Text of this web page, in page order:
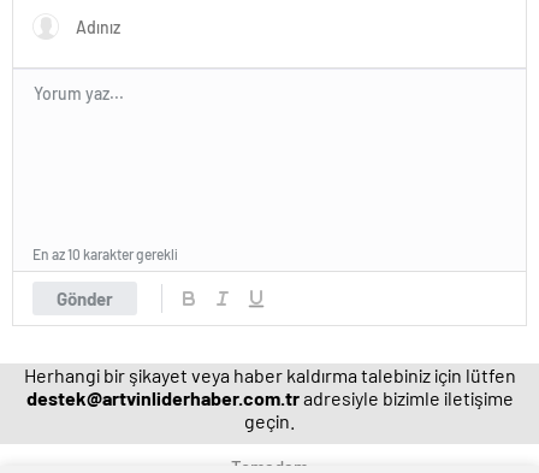
Gönder
En az 10 karakter gerekli
Herhangi bir şikayet veya haber kaldırma talebiniz için lütfen
destek@artvinliderhaber.com.tradresiyle bizimle iletişime
geçin.
Temadam